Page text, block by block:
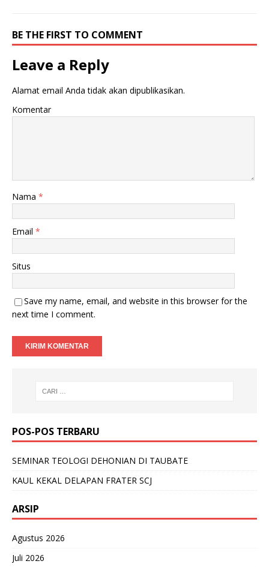
BE THE FIRST TO COMMENT
Leave a Reply
Alamat email Anda tidak akan dipublikasikan.
Komentar
Nama *
Email *
Situs
Save my name, email, and website in this browser for the
next time I comment.
POS-POS TERBARU
SEMINAR TEOLOGI DEHONIAN DI TAUBATE
KAUL KEKAL DELAPAN FRATER SCJ
ARSIP
Agustus 2026
Juli 2026